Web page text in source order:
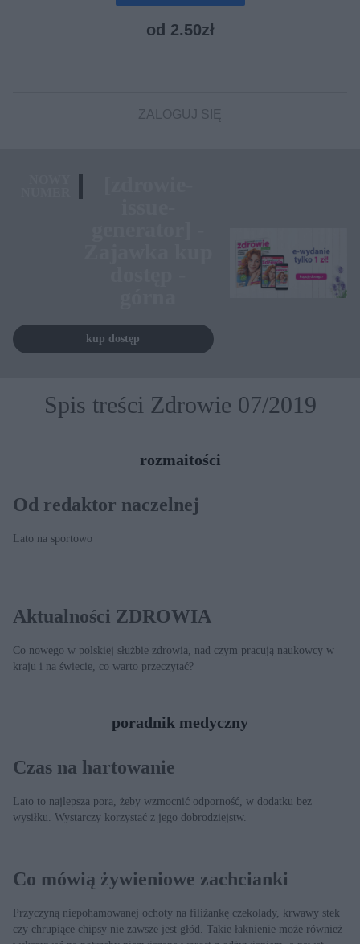
od 2.50zł
ZALOGUJ SIĘ
kup dostęp
Spis treści Zdrowie 07/2019
rozmaitości
Od redaktor naczelnej
Lato na sportowo
Aktualności ZDROWIA
Co nowego w polskiej służbie zdrowia, nad czym pracują naukowcy w
kraju i na świecie, co warto przeczytać?
poradnik medyczny
Czas na hartowanie
Lato to najlepsza pora, żeby wzmocnić odporność, w dodatku bez
wysiłku. Wystarczy korzystać z jego dobrodziejstw.
Co mówią żywieniowe zachcianki
Przyczyną niepohamowanej ochoty na filiżankę czekolady, krwawy stek
czy chrupiące chipsy nie zawsze jest głód. Takie łaknienie może również